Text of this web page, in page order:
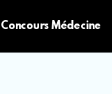
Médecine